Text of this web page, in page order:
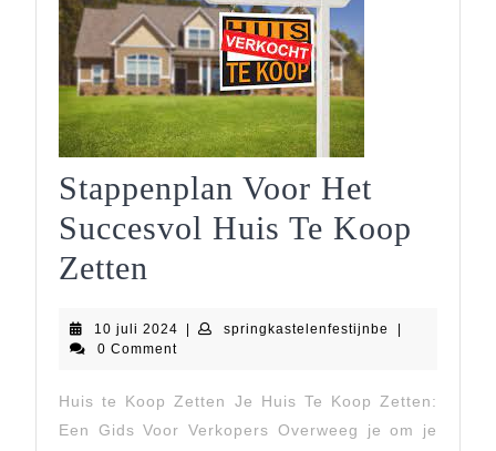
Stappenplan Voor Het
Succesvol Huis Te Koop
Zetten
Het
Succesvol
Huis
10 juli 2024 10
springkastelenfestijnbe
0 Comment
Huis te Koop Zetten Je Huis Te Koop Zetten:
Een Gids Voor Verkopers Overweeg je om je